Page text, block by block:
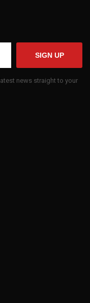
SIGN UP
news straight to your